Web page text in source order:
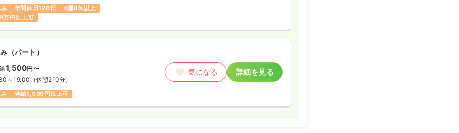
み
年間休日120日
4週8休以上
万円以上可
（パート）
1,500円〜
～19:00 （休憩210分）
み
時給1,500円以上可
気になる 詳細を見る